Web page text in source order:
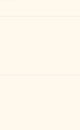
阅着手机里刚下的
霸道路。